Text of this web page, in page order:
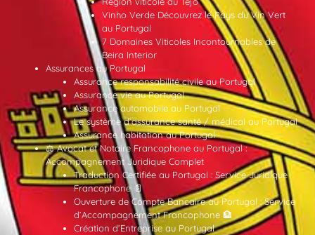
Vinho Verde Découvrez le Pays du Vin Vert
au Portugal
7 Domaines Viticoles Incontournables de
Beira Interior
Assurances au Portugal
Assurance responsabilité civile au Portugal
Assurance vie au Portugal
Assurance automobile au Portugal
Le système d’assurance santé / médical au Portugal
Assurance habitation au Portugal
⚖️ Avocat et Notaire Francophone au Portugal :
Accompagnement Juridique Complet
Traduction Certifiée au Portugal : Service Juridique
Francophone 📄
Ouverture de Compte Bancaire au Portugal : Service
d’Accompagnement Francophone 🏦
Création d’Entreprise au Portugal